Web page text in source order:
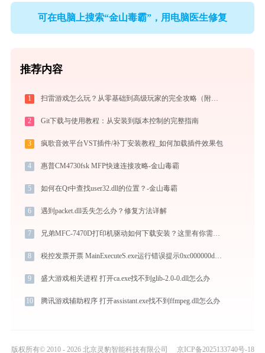
可在电脑上搜索“金山毒霸”，用电脑医生修复
推荐内容
1 扫雷游戏怎么玩？从零基础到高级玩家的完全攻略（附必胜技巧）
2 Git下载与使用教程：从安装到版本控制的完整指南
3 疯歌音效平台VST插件/补丁安装教程_如何加载插件效果包
4 惠普CM4730fsk MFP快速连接攻略-金山毒霸
5 如何在Qt中查找user32.dll的位置？-金山毒霸
6 遇到packet.dll丢失怎么办？修复方法详解
7 兄弟MFC-7470D打印机驱动如何下载安装？这里有你需要的所有信息
8 税控发票开票 MainExecuteS.exe运行错误提示0xc000000d的解决办法
9 盛大游戏相关进程 打开ca.exe找不到glib-2.0-0.dll怎么办
10 腾讯游戏辅助程序 打开assistant.exe找不到ffmpeg.dll怎么办
版权所有© 2010 - 2026 北京灵豹智能科技有限公司 京ICP备2025133740号-18